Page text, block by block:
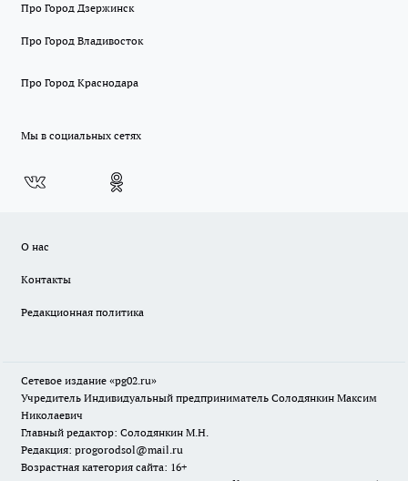
Про Город Дзержинск
Про Город Владивосток
Про Город Краснодара
Мы в социальных сетях
О нас
Контакты
Редакционная политика
Сетевое издание «pg02.ru»
Учредитель Индивидуальный предприниматель Солодянкин Максим
Николаевич
Главный редактор: Солодянкин М.Н.
Редакция: progorodsol@mail.ru
Возрастная категория сайта: 16+